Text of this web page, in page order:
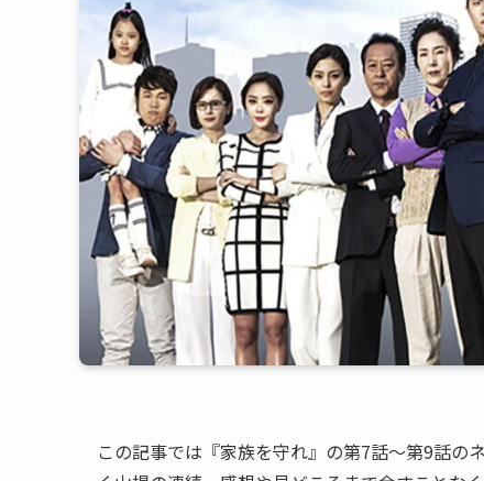
この記事では『家族を守れ』の第7話〜第9話の